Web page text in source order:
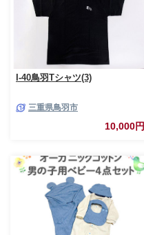
I-40鳥羽Tシャツ(3)
三重県鳥羽市
10,000円